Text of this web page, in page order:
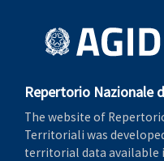
Repertorio Nazionale
The website of
Territoriali was
territorial data available